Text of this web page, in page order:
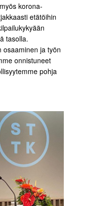
korona-
etätöihin
tasolla.
ja työn
onnistuneet
pohja